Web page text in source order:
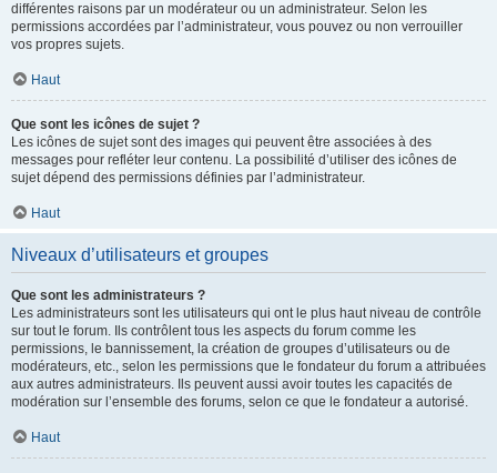
différentes raisons par un modérateur ou un administrateur. Selon les
permissions accordées par l’administrateur, vous pouvez ou non verrouiller
vos propres sujets.
Haut
Que sont les icônes de sujet ?
Les icônes de sujet sont des images qui peuvent être associées à des
messages pour refléter leur contenu. La possibilité d’utiliser des icônes de
sujet dépend des permissions définies par l’administrateur.
Haut
Niveaux d’utilisateurs et groupes
Que sont les administrateurs ?
Les administrateurs sont les utilisateurs qui ont le plus haut niveau de contrôle
sur tout le forum. Ils contrôlent tous les aspects du forum comme les
permissions, le bannissement, la création de groupes d’utilisateurs ou de
modérateurs, etc., selon les permissions que le fondateur du forum a attribuées
aux autres administrateurs. Ils peuvent aussi avoir toutes les capacités de
modération sur l’ensemble des forums, selon ce que le fondateur a autorisé.
Haut